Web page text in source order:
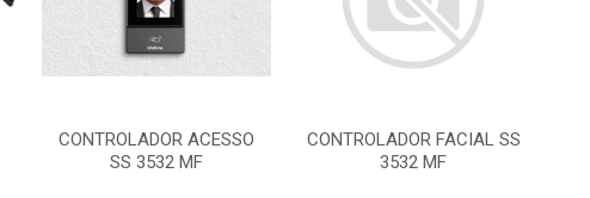
CONTROLADOR ACESSO
SS 3532 MF
CONTROLADOR FACIAL SS
3532 MF